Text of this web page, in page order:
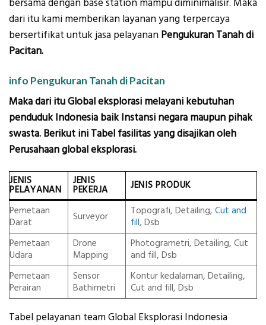
dari itu kami memberikan layanan yang terpercaya
bersertifikat untuk jasa pelayanan Pengukuran Tanah di
Pacitan.
info Pengukuran Tanah di Pacitan
Maka dari itu Global eksplorasi melayani kebutuhan
penduduk Indonesia baik Instansi negara maupun pihak
swasta. Berikut ini Tabel fasilitas yang disajikan oleh
Perusahaan global eksplorasi.
JENIS
PELAYANAN
JENIS
PEKERJA JENIS PRODUK
Pemetaan
Darat
Surveyor Topografi, Detailing, Cut and
fill, Dsb
Pemetaan
Udara
Drone
Mapping
Photogrametri, Detailing, Cut
and fill, Dsb
Pemetaan
Perairan
Sensor
Bathimetri
Kontur kedalaman, Detailing,
Cut and fill, Dsb
Tabel pelayanan team Global Eksplorasi Indonesia